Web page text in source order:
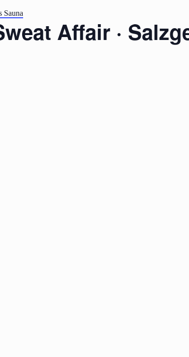
Sauna
Affair ·